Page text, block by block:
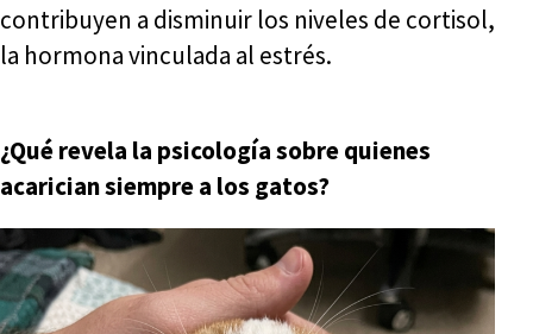
contribuyen a disminuir los niveles de cortisol,
la hormona vinculada al estrés.
¿Qué revela la psicología sobre quienes
acarician siempre a los gatos?